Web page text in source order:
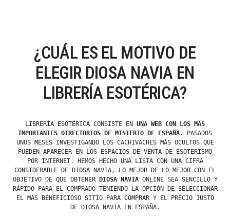
¿CUÁL ES EL MOTIVO DE
ELEGIR DIOSA NAVIA EN
LIBRERÍA ESOTÉRICA?
LIBRERÍA ESOTÉRICA CONSISTE EN UNA WEB CON LOS MÁS
IMPORTANTES DIRECTORIOS DE MISTERIO DE ESPAÑA. PASADOS
UNOS MESES INVESTIGANDO LOS CACHIVACHES MÁS OCULTOS QUE
PUEDEN APARECER EN LOS ESPACIOS DE VENTA DE ESOTERISMO
POR INTERNET, HEMOS HECHO UNA LISTA CON UNA CIFRA
CONSIDERABLE DE DIOSA NAVIA, LO MEJOR DE LO MEJOR CON EL
OBJETIVO DE QUE OBTENER
DIOSA NAVIAONLINE SEA SENCILLO Y
RÁPIDO PARA EL COMPRADO TENIENDO LA OPCIÓN DE SELECCIONAR
EL MÁS BENEFICIOSO SITIO PARA COMPRAR Y EL PRECIO JUSTO
DE DIOSA NAVIA EN ESPAÑA.